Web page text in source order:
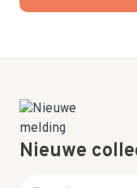
Nieuwe
E-mail adres